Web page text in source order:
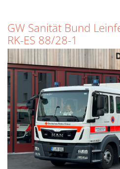
GW Sanität Bund
RK-ES 88/28-1